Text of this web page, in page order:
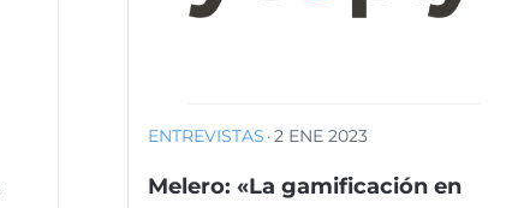
ENTREVISTAS ·2 ENE 2023
Melero: «La gamificación en